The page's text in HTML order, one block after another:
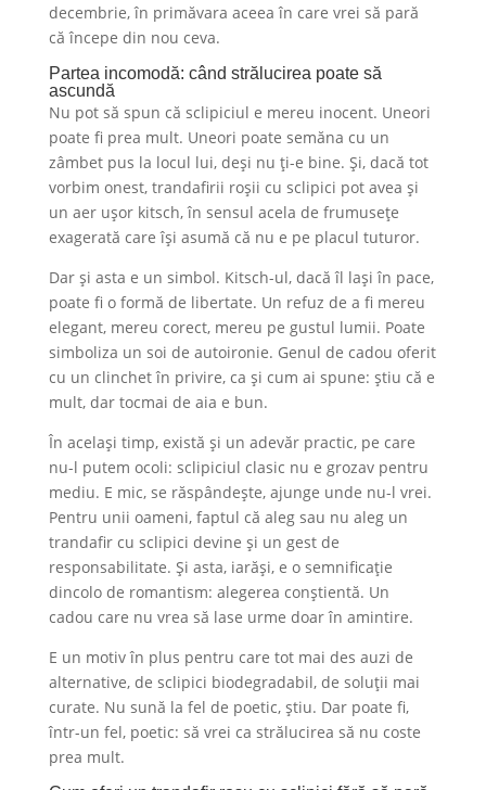
decembrie, în primăvara aceea în care vrei să pară
că începe din nou ceva.
Partea incomodă: când strălucirea poate să
ascundă
Nu pot să spun că sclipiciul e mereu inocent. Uneori
poate fi prea mult. Uneori poate semăna cu un
zâmbet pus la locul lui, deși nu ți-e bine. Și, dacă tot
vorbim onest, trandafirii roșii cu sclipici pot avea și
un aer ușor kitsch, în sensul acela de frumusețe
exagerată care își asumă că nu e pe placul tuturor.
Dar și asta e un simbol. Kitsch-ul, dacă îl lași în pace,
poate fi o formă de libertate. Un refuz de a fi mereu
elegant, mereu corect, mereu pe gustul lumii. Poate
simboliza un soi de autoironie. Genul de cadou oferit
cu un clinchet în privire, ca și cum ai spune: știu că e
mult, dar tocmai de aia e bun.
În același timp, există și un adevăr practic, pe care
nu-l putem ocoli: sclipiciul clasic nu e grozav pentru
mediu. E mic, se răspândește, ajunge unde nu-l vrei.
Pentru unii oameni, faptul că aleg sau nu aleg un
trandafir cu sclipici devine și un gest de
responsabilitate. Și asta, iarăși, e o semnificație
dincolo de romantism: alegerea conștientă. Un
cadou care nu vrea să lase urme doar în amintire.
E un motiv în plus pentru care tot mai des auzi de
alternative, de sclipici biodegradabil, de soluții mai
curate. Nu sună la fel de poetic, știu. Dar poate fi,
într-un fel, poetic: să vrei ca strălucirea să nu coste
prea mult.